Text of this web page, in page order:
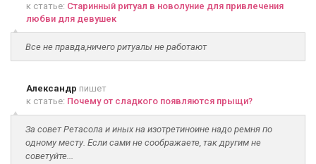
к статье: Старинный ритуал в новолуние для привлечения
любви для девушек
Все не правда,ничего ритуалы не работают
Александр пишет
к статье: Почему от сладкого появляются прыщи?
За совет Ретасола и иных на изотретиноине надо ремня по
одному месту. Если сами не соображаете, так другим не
советуйте...